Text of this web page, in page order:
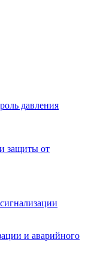
давления
защиты от
и аварийного